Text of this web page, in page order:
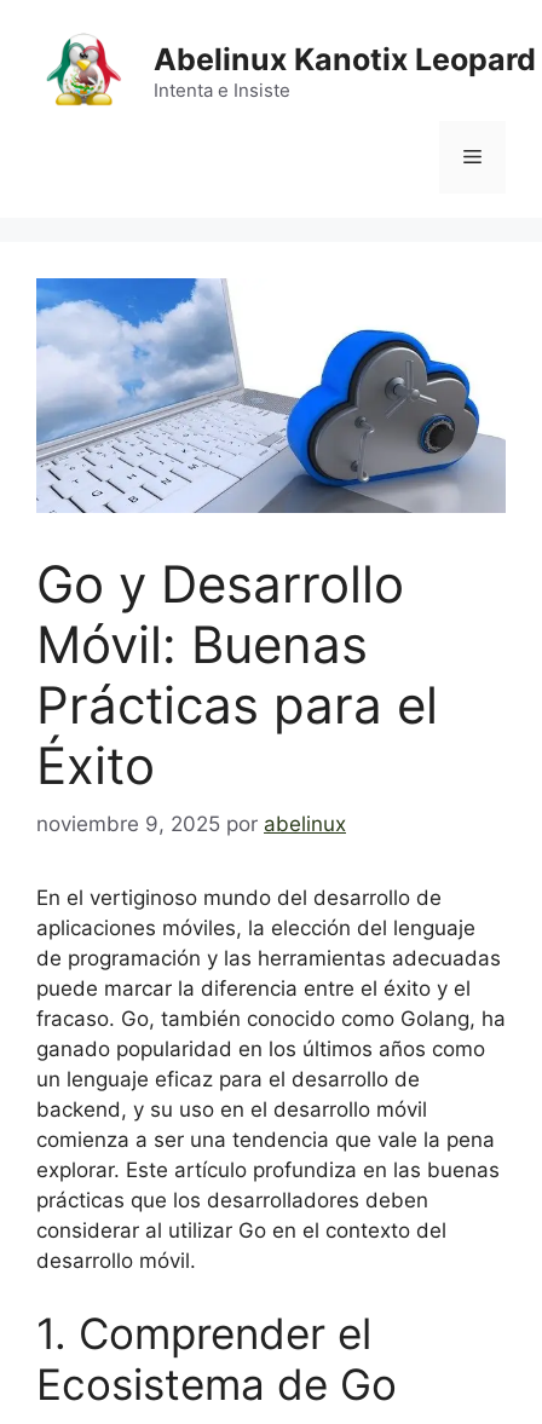
contenido
Abelinux Kanotix Leopard
Intenta e Insiste
Menú
Go y Desarrollo
Móvil: Buenas
Prácticas para el
Éxito
noviembre 9, 2025 por abelinux
En el vertiginoso mundo del desarrollo de
aplicaciones móviles, la elección del lenguaje
de programación y las herramientas adecuadas
puede marcar la diferencia entre el éxito y el
fracaso. Go, también conocido como Golang, ha
ganado popularidad en los últimos años como
un lenguaje eficaz para el desarrollo de
backend, y su uso en el desarrollo móvil
comienza a ser una tendencia que vale la pena
explorar. Este artículo profundiza en las buenas
prácticas que los desarrolladores deben
considerar al utilizar Go en el contexto del
desarrollo móvil.
1. Comprender el
Ecosistema de Go